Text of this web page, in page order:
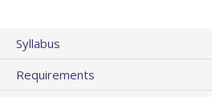
Syllabus
Requirements